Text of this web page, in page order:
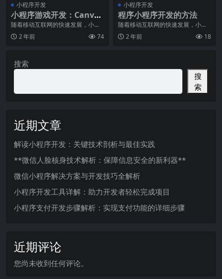
小程序开发
小程序游戏开发：Canvas
与WebGL技术详解
随着移动互联网的快速发展，小程
序应用逐渐成为用户生活中不可或
缺的一部分，而其中游
2 年前 74
小程序开发
程序小程序开发的方法
随着移动互联网的快速发展，小程
序成为了各大互联网公司竞相推崇
的重要应用形式之一。
2 年前 18
搜索
搜
索
近期文章
解读小程序开发：关键技术剖析与最佳实践
**微信人脸核身技术解析：保障信息安全的新利器**
微信小程序解决方案与开发技巧全解析
小程序开发工具详解：助力开发者轻松完成项目
小程序支付开发步骤解析：实现支付功能的详细步骤
近期评论
您尚未收到任何评论。